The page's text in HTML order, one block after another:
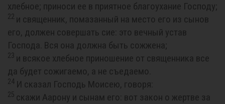
хлебное; приноси ее в приятное благоухание Господу;
22 и священник, помазанный на место его из сынов
его, должен совершать сие: это вечный устав
Господа. Вся она должна быть сожжена;
23 и всякое хлебное приношение от священника все
да будет сожигаемо, а не съедаемо.
24 И сказал Господь Моисею, говоря:
25 скажи Аарону и сынам его: вот закон о жертве за